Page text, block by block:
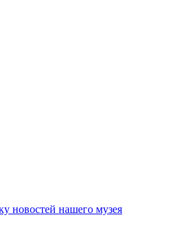
новостей нашего музея